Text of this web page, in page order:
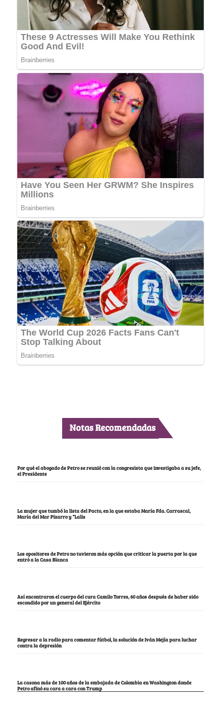
Notas Recomendadas
Por qué el abogado de Petro se reunió con la congresista que investigaba a su jefe,
el Presidente
La mujer que tumbó la lista del Pacto, en la que estaba María Fda. Carrascal,
María del Mar Pizarro y “Lalis
Los opositores de Petro no tuvieron más opción que criticar la puerta por la que
entró a la Casa Blanca
Así encontraron el cuerpo del cura Camilo Torres, 60 años después de haber sido
escondido por un general del Ejército
Regresar a la radio para comentar fútbol, la solución de Iván Mejía para luchar
contra la depresión
La casona más de 100 años de la embajada de Colombia en Washington donde
Petro afinó su cara a cara con Trump